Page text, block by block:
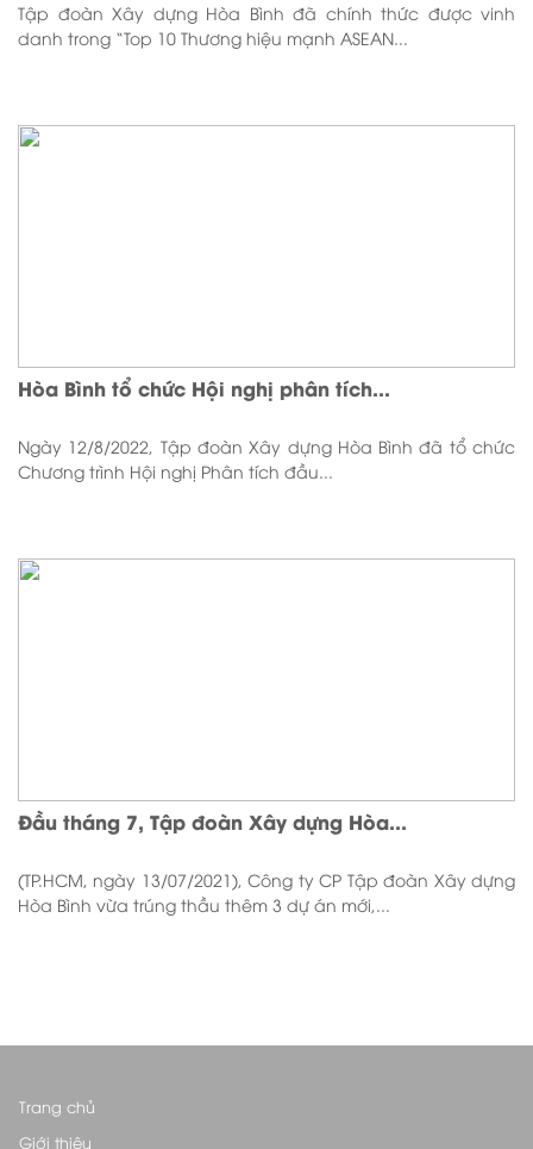
Tập đoàn Xây dựng Hòa Bình đã chính thức được vinh
danh trong “Top 10 Thương hiệu mạnh ASEAN...
Hòa Bình tổ chức Hội nghị phân tích...
Ngày 12/8/2022, Tập đoàn Xây dựng Hòa Bình đã tổ chức
Chương trình Hội nghị Phân tích đầu...
Đầu tháng 7, Tập đoàn Xây dựng Hòa...
(TP.HCM, ngày 13/07/2021), Công ty CP Tập đoàn Xây dựng
Hòa Bình vừa trúng thầu thêm 3 dự án mới,...
Trang chủ
Giới thiệu